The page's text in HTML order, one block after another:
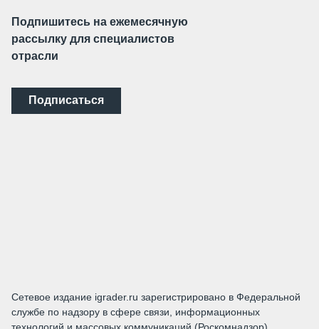
Подпишитесь на ежемесячную
рассылку для специалистов
отрасли
Подписаться
Сетевое издание igrader.ru зарегистрировано в Федеральной
службе по надзору в сфере связи, информационных